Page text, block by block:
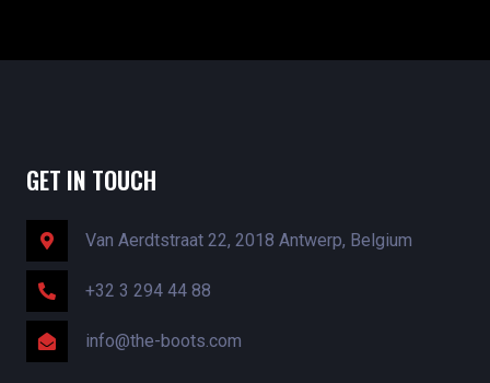
GET IN TOUCH
Van Aerdtstraat 22, 2018 Antwerp, Belgium
+32 3 294 44 88
info@the-boots.com